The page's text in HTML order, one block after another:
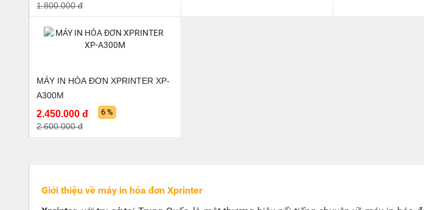
1.800.000 đ
MÁY IN HÓA ĐƠN XPRINTER XP-
A300M
2.450.000 đ
2.600.000 đ
6 %
Giới thiệu về máy in hóa đơn Xprinter